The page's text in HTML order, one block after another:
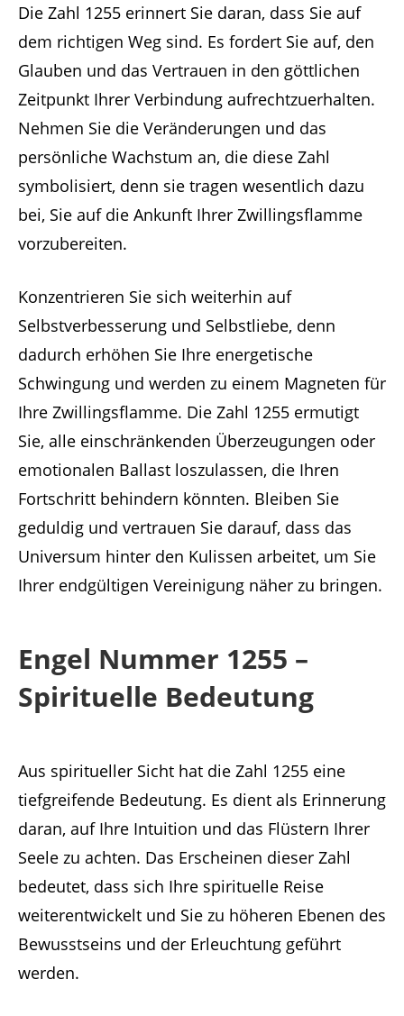
Die Zahl 1255 erinnert Sie daran, dass Sie auf
dem richtigen Weg sind. Es fordert Sie auf, den
Glauben und das Vertrauen in den göttlichen
Zeitpunkt Ihrer Verbindung aufrechtzuerhalten.
Nehmen Sie die Veränderungen und das
persönliche Wachstum an, die diese Zahl
symbolisiert, denn sie tragen wesentlich dazu
bei, Sie auf die Ankunft Ihrer Zwillingsflamme
vorzubereiten.
Konzentrieren Sie sich weiterhin auf
Selbstverbesserung und Selbstliebe, denn
dadurch erhöhen Sie Ihre energetische
Schwingung und werden zu einem Magneten für
Ihre Zwillingsflamme. Die Zahl 1255 ermutigt
Sie, alle einschränkenden Überzeugungen oder
emotionalen Ballast loszulassen, die Ihren
Fortschritt behindern könnten. Bleiben Sie
geduldig und vertrauen Sie darauf, dass das
Universum hinter den Kulissen arbeitet, um Sie
Ihrer endgültigen Vereinigung näher zu bringen.
Engel Nummer 1255 –
Spirituelle Bedeutung
Aus spiritueller Sicht hat die Zahl 1255 eine
tiefgreifende Bedeutung. Es dient als Erinnerung
daran, auf Ihre Intuition und das Flüstern Ihrer
Seele zu achten. Das Erscheinen dieser Zahl
bedeutet, dass sich Ihre spirituelle Reise
weiterentwickelt und Sie zu höheren Ebenen des
Bewusstseins und der Erleuchtung geführt
werden.